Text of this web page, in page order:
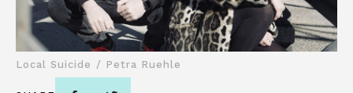
Local Suicide / Petra Ruehle